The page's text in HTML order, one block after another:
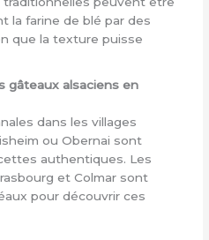
la farine de blé par des
que la texture puisse
gâteaux alsaciens en
dans les villages
ou Obernai sont
authentiques. Les
et Colmar sont
pour découvrir ces